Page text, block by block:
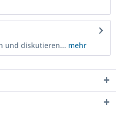
und diskutieren... mehr